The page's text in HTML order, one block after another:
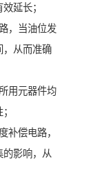
延长；
，当油位发
，从而准确
用元器件均
补偿电路，
的影响，从